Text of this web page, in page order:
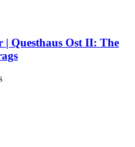
| Questhaus Ost II: The